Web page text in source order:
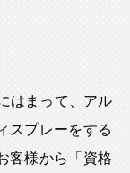
はまって、アル
スプレーをする
客様から「資格